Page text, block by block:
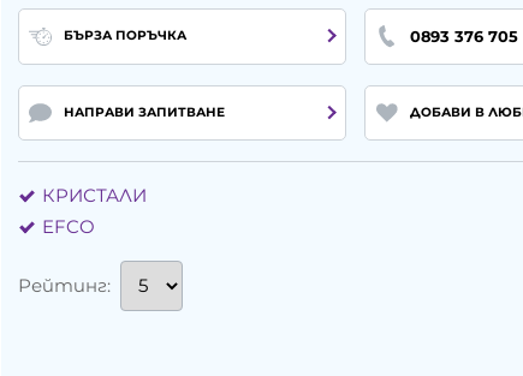
БЪРЗА ПОРЪЧКА 0893 376 705
НАПРАВИ ЗАПИТВАНЕ ДОБАВИ В
КРИСТАЛИ
EFCO
Рейтинг: